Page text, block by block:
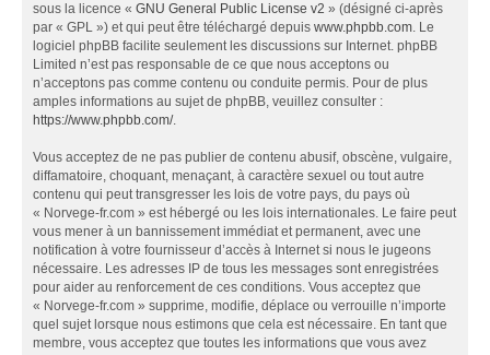
sous la licence « GNU General Public License v2 » (désigné ci-après
par « GPL ») et qui peut être téléchargé depuis www.phpbb.com. Le
logiciel phpBB facilite seulement les discussions sur Internet. phpBB
Limited n’est pas responsable de ce que nous acceptons ou
n’acceptons pas comme contenu ou conduite permis. Pour de plus
amples informations au sujet de phpBB, veuillez consulter :
https://www.phpbb.com/.
Vous acceptez de ne pas publier de contenu abusif, obscène, vulgaire,
diffamatoire, choquant, menaçant, à caractère sexuel ou tout autre
contenu qui peut transgresser les lois de votre pays, du pays où
« Norvege-fr.com » est hébergé ou les lois internationales. Le faire peut
vous mener à un bannissement immédiat et permanent, avec une
notification à votre fournisseur d’accès à Internet si nous le jugeons
nécessaire. Les adresses IP de tous les messages sont enregistrées
pour aider au renforcement de ces conditions. Vous acceptez que
« Norvege-fr.com » supprime, modifie, déplace ou verrouille n’importe
quel sujet lorsque nous estimons que cela est nécessaire. En tant que
membre, vous acceptez que toutes les informations que vous avez